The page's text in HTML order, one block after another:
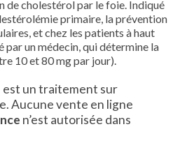
de cholestérol par le foie. Indiqué
primaire, la prévention
et chez les patients à haut
par un médecin, qui détermine la
10 et 80 mg par jour).
est un traitement sur
Aucune vente en ligne
n’est autorisée dans